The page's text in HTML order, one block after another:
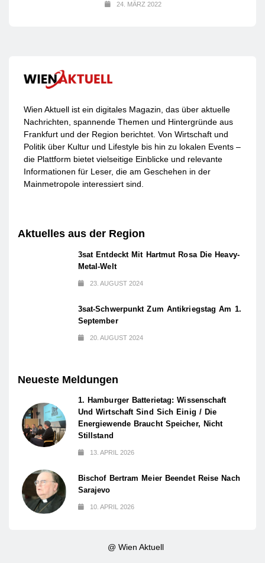
24. MÄRZ 2022
Wien Aktuell ist ein digitales Magazin, das über aktuelle
Nachrichten, spannende Themen und Hintergründe aus
Frankfurt und der Region berichtet. Von Wirtschaft und
Politik über Kultur und Lifestyle bis hin zu lokalen Events –
die Plattform bietet vielseitige Einblicke und relevante
Informationen für Leser, die am Geschehen in der
Mainmetropole interessiert sind.
Aktuelles aus der Region
3sat Entdeckt Mit Hartmut Rosa Die Heavy-
Metal-Welt
23. AUGUST 2024
3sat-Schwerpunkt Zum Antikriegstag Am 1.
September
20. AUGUST 2024
Neueste Meldungen
1. Hamburger Batterietag: Wissenschaft
Und Wirtschaft Sind Sich Einig / Die
Energiewende Braucht Speicher, Nicht
Stillstand
13. APRIL 2026
Bischof Bertram Meier Beendet Reise Nach
Sarajevo
10. APRIL 2026
@ Wien Aktuell